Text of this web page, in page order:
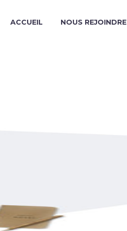
ACCUEIL NOUS REJOINDRE